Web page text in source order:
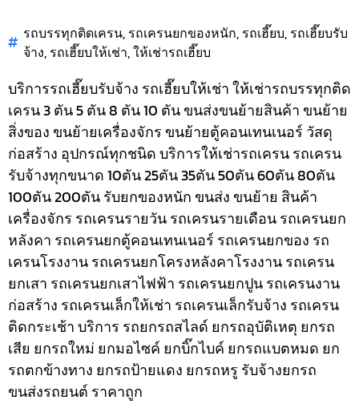
รถบรรทุกติดเครน, รถเครนยกของหนัก, รถเฮี๊ยบ, รถเฮี๊ยบรับ
จ้าง, รถเฮี๊ยบให้เช่า,ให้เช่ารถเฮี๊ยบ
บริการรถเฮี๊ยบรับจ้าง รถเฮี๊ยบให้เช่า ให้เช่ารถบรรทุกติด
เครน 3 ตัน 5 ตัน 8 ตัน 10 ตัน ขนส่งขนย้ายสินค้า ขนย้าย
สิ่งของ ขนย้ายเครื่องจักร ขนย้ายตู้คอนเทนเนอร์ วัสดุ
ก่อสร้าง อุปกรณ์ทุกชนิดบริการให้เช่ารถเครน รถเครน
รับจ้างทุกขนาด 10ตัน 25ตัน 35ตัน 50ตัน 60ตัน 80ตัน
100ตัน 200ตัน รับยกของหนัก ขนส่ง ขนย้าย สินค้า
เครื่องจักร รถเครนรายวัน รถเครนรายเดือน รถเครนยก
หลังคา รถเครนยกตู้คอนเทนเนอร์ รถเครนยกของ รถ
เครนโรงงาน รถเครนยกโครงหลังคาโรงงาน รถเครน
ยกเสา รถเครนยกเสาไฟฟ้า รถเครนยกปูน รถเครนงาน
ก่อสร้าง รถเครนเล็กให้เช่า รถเครนเล็กรับจ้าง รถเครน
ติดกระเช้าบริการ รถยกรถสไลด์ ยกรถอุบัติเหตุ ยกรถ
เสีย ยกรถใหม่ ยกมอไซค์ ยกบิ๊กไบค์ ยกรถแบตหมด ยก
รถตกข้างทาง ยกรถป้ายแดง ยกรถหรู รับจ้างยกรถ
ขนส่งรถยนต์ ราคาถูก